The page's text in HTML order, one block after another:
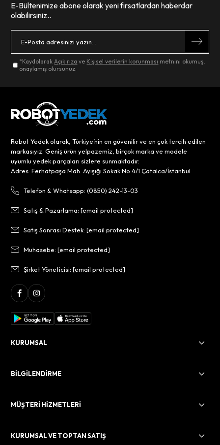
E-Bültenimize abone olarak yeni fırsatlardan haberdar
olabilirsiniz..
*KaydolarakAçık rıza ve Kişisel verilerin korunması metnini okumuş,
onaylamış olursunuz.
Robot Yedek olarak, Türkiye’nin en güvenilir ve en çok tercih edilen
markasıyız. Geniş ürün yelpazemiz, birçok marka ve modele
uyumlu yedek parçaları sizlere sunmaktadır.
Adres: Ferhatpaşa Mah. Ayışığı Sokak No:4/1 Çatalca/İstanbul
Telefon & Whatsapp: (0850) 242-13-03
Satış & Pazarlama:[email protected]
Satış Sonrası Destek:[email protected]
Muhasebe:[email protected]
Şirket Yöneticisi:[email protected]
KURUMSAL
BİLGİLENDİRME
MÜŞTERİ HİZMETLERİ
KURUMSAL VE TOPTAN SATIŞ